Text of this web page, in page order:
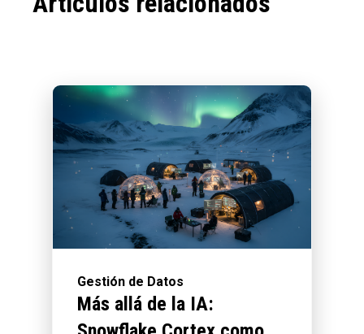
Gestión de Datos
Más allá de la IA: